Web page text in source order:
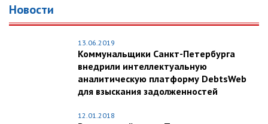
Новости
13.06.2019
Коммунальщики Санкт-Петербурга
внедрили интеллектуальную
аналитическую платформу DebtsWeb
для взыскания задолженностей
12.01.2018